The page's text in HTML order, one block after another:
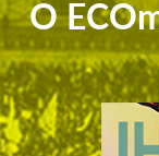
O